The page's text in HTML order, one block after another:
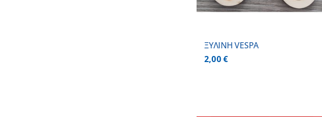
ΞΥΛΙΝΗ VESPA
2,00€